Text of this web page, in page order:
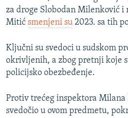
za droge Slobodan Milenković i
Mitić smenjeni su 2023. sa tih
Ključni su svedoci u sudskom
okrivljenih, a zbog pretnji koje
policijsko obezbeđenje.
Protiv trećeg inspektora Milana
svedočio u ovom predmetu,